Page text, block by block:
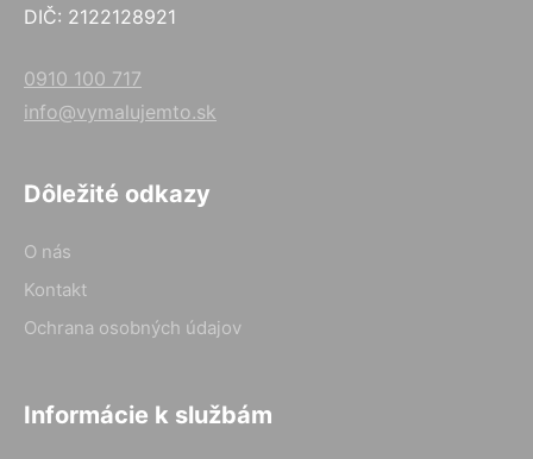
DIČ: 2122128921
0910 100 717
info@vymalujemto.sk
Dôležité odkazy
O nás
Kontakt
Ochrana osobných údajov
Informácie k službám